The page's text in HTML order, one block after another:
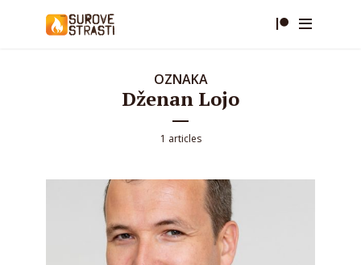
OZNAKA
Dženan Lojo
1 articles